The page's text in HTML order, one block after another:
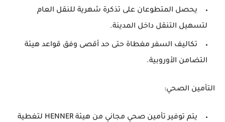
يحصل المتطوعان على تذكرة شهرية للنقل العام
لتسهيل التنقل داخل المدينة.
تكاليف السفر مغطاة حتى حد أقصى وفق قواعد هيئة
التضامن الأوروبية.
التأمين الصحي:
يتم توفيرتأمين صحي مجاني
من هيئة HENNER لتغطية